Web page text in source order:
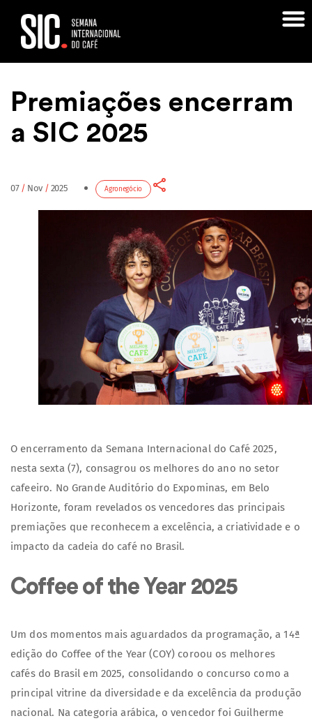
Home Notícias › Agronegócio Premiações encerram a SIC 2025
Premiações encerram
a SIC 2025
07 / Nov / 2025 Agronegócio
O encerramento da Semana Internacional do Café 2025,
nesta sexta (7), consagrou os melhores do ano no setor
cafeeiro. No Grande Auditório do Expominas, em Belo
Horizonte, foram revelados os vencedores das principais
premiações que reconhecem a excelência, a criatividade e o
impacto da cadeia do café no Brasil.
Coffee of the Year 2025
Um dos momentos mais aguardados da programação, a 14ª
edição do Coffee of the Year (COY) coroou os melhores
cafés do Brasil em 2025, consolidando o concurso como a
principal vitrine da diversidade e da excelência da produção
nacional. Na categoria arábica, o vencedor foi Guilherme